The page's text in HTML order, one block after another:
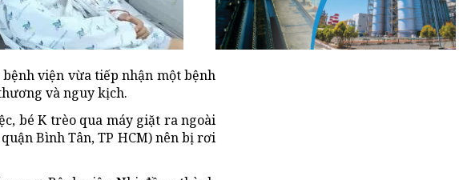
viện vừa tiếp nhận một bệnh
và nguy kịch.
bé K trèo qua máy giặt ra ngoài
Bình Tân, TP HCM) nên bị rơi